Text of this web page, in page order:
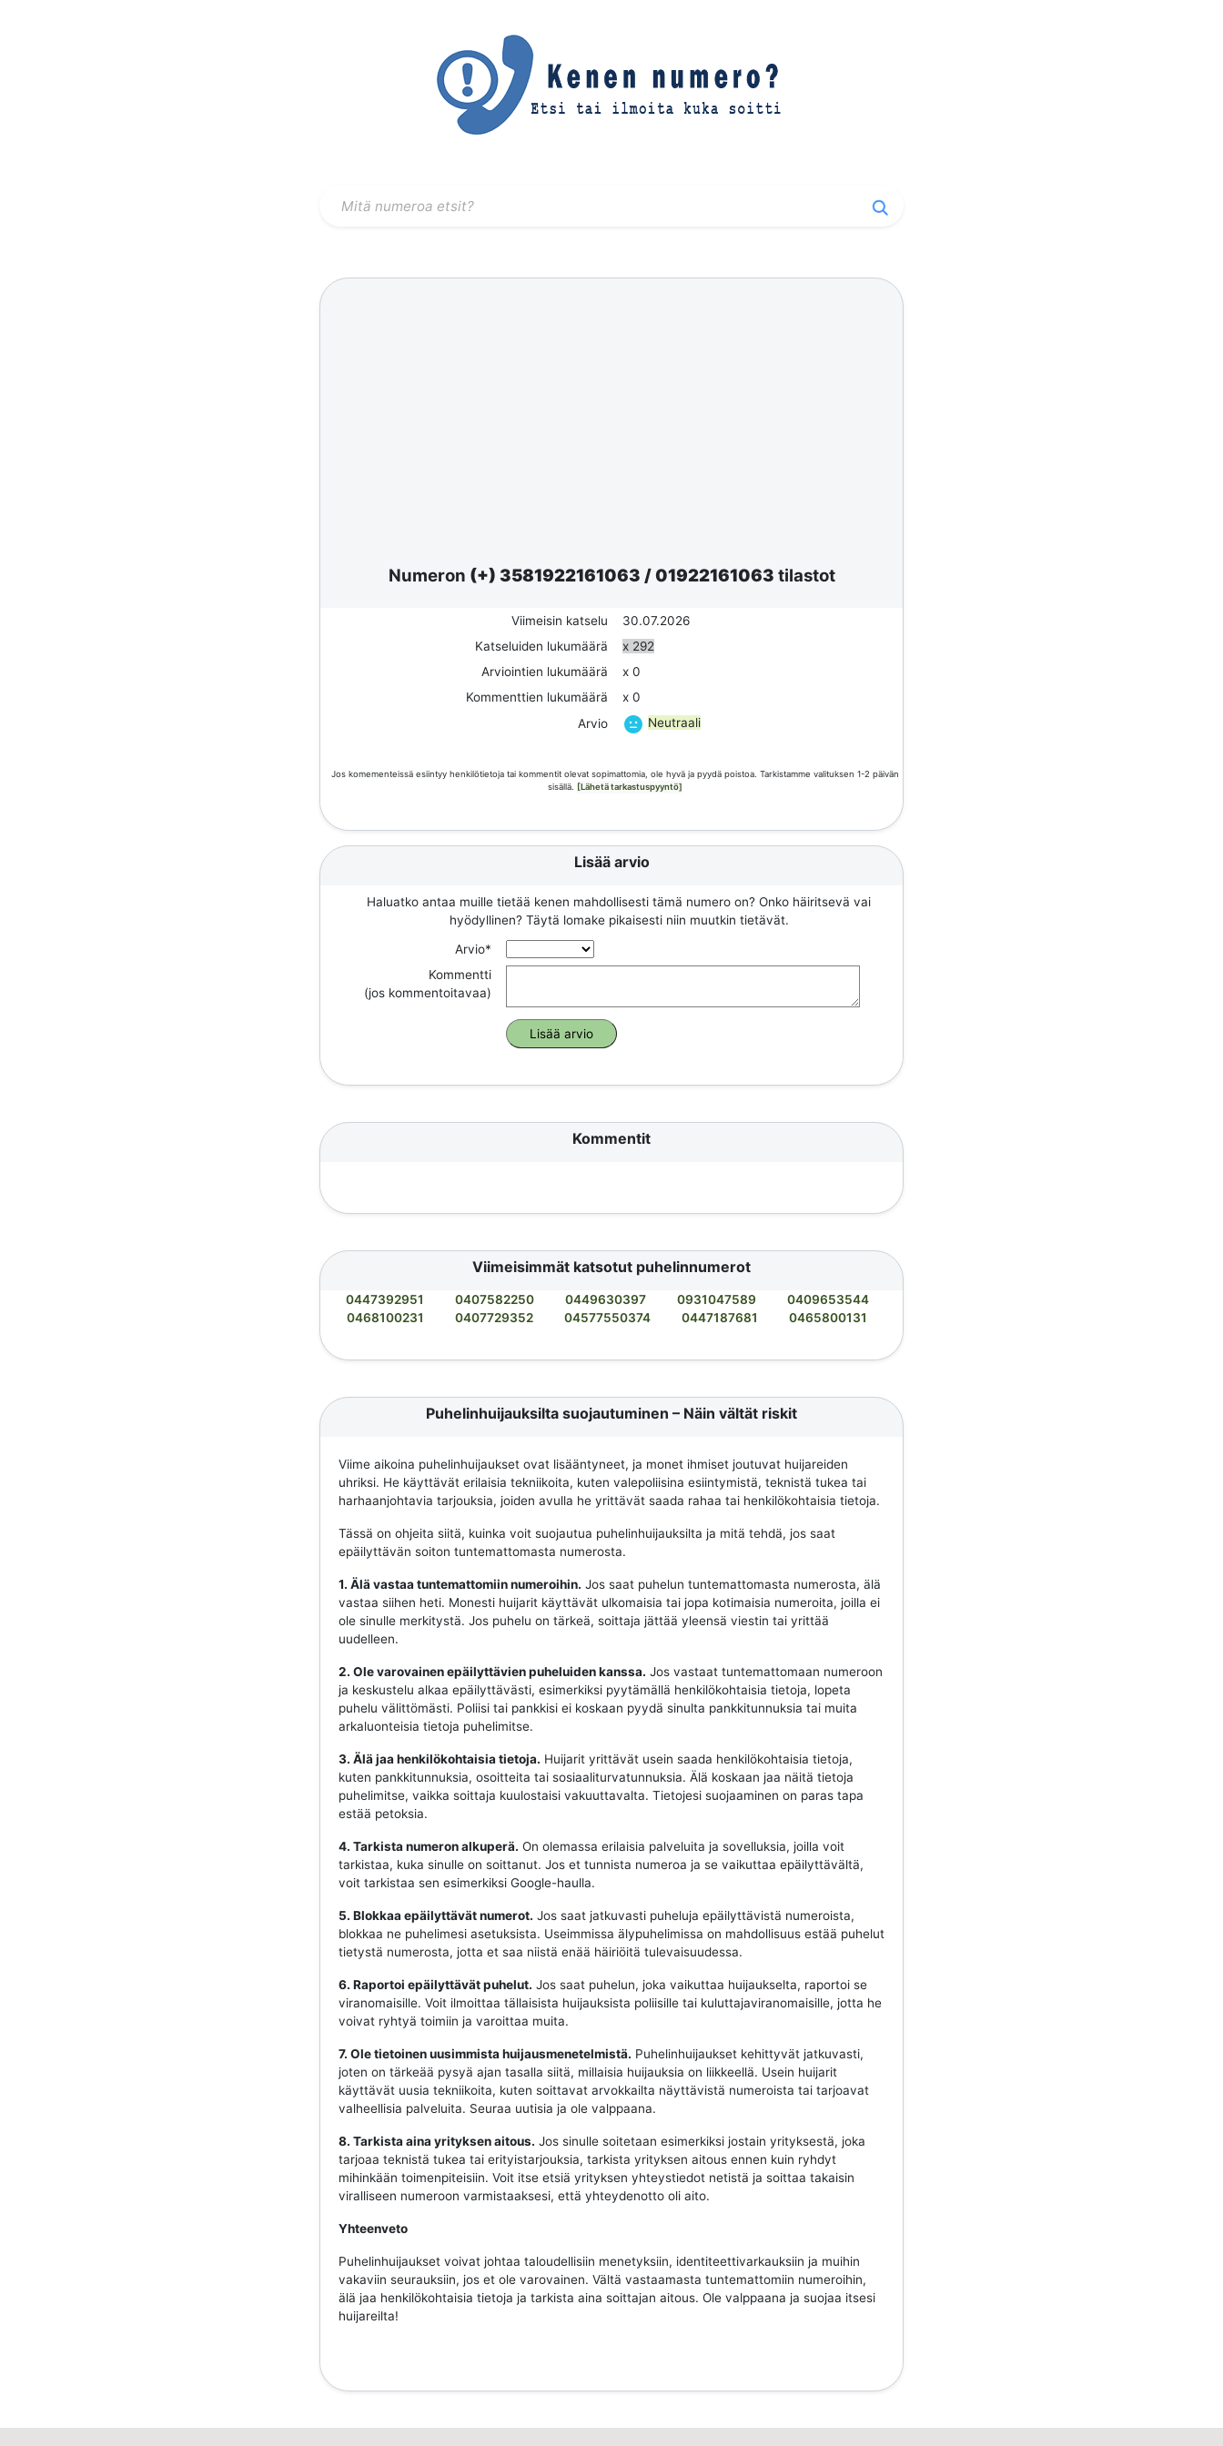
Numeron (+) 3581922161063 /01922161063 tilastot
Viimeisin katselu
30.07.2026
Katseluiden lukumäärä
x 292
Arviointien lukumäärä
x 0
Kommenttien lukumäärä
x 0
Arvio
Neutraali
Jos komementeissä esiintyy henkilötietoja tai kommentit olevat sopimattomia, ole hyvä ja pyydä poistoa. Tarkistamme valituksen 1-2 päivän
sisällä. [Lähetä tarkastuspyyntö]
Lisää arvio
Haluatko antaa muille tietää kenen mahdollisesti tämä numero on? Onko häiritsevä vai
hyödyllinen? Täytä lomake pikaisesti niin muutkin tietävät.
Arvio*
Kommentti
(jos kommentoitavaa)
Kommentit
Viimeisimmät katsotut puhelinnumerot
0447392951 0407582250 0449630397 0931047589
0409653544
0468100231
0407729352 04577550374 0447187681 0465800131
Puhelinhuijauksilta suojautuminen – Näin vältät riskit
Viime aikoina puhelinhuijaukset ovat lisääntyneet, ja monet ihmiset joutuvat huijareiden
uhriksi. He käyttävät erilaisia tekniikoita, kuten valepoliisina esiintymistä, teknistä tukea tai
harhaanjohtavia tarjouksia, joiden avulla he yrittävät saada rahaa tai henkilökohtaisia tietoja.
Tässä on ohjeita siitä, kuinka voit suojautua puhelinhuijauksilta ja mitä tehdä, jos saat
epäilyttävän soiton tuntemattomasta numerosta.
1. Älä vastaa tuntemattomiin numeroihin. Jos saat puhelun tuntemattomasta numerosta, älä
vastaa siihen heti. Monesti huijarit käyttävät ulkomaisia tai jopa kotimaisia numeroita, joilla ei
ole sinulle merkitystä. Jos puhelu on tärkeä, soittaja jättää yleensä viestin tai yrittää
uudelleen.
2. Ole varovainen epäilyttävien puheluiden kanssa. Jos vastaat tuntemattomaan numeroon
ja keskustelu alkaa epäilyttävästi, esimerkiksi pyytämällä henkilökohtaisia tietoja, lopeta
puhelu välittömästi. Poliisi tai pankkisi ei koskaan pyydä sinulta pankkitunnuksia tai muita
arkaluonteisia tietoja puhelimitse.
3. Älä jaa henkilökohtaisia tietoja. Huijarit yrittävät usein saada henkilökohtaisia tietoja,
kuten pankkitunnuksia, osoitteita tai sosiaaliturvatunnuksia. Älä koskaan jaa näitä tietoja
puhelimitse, vaikka soittaja kuulostaisi vakuuttavalta. Tietojesi suojaaminen on paras tapa
estää petoksia.
4. Tarkista numeron alkuperä. On olemassa erilaisia palveluita ja sovelluksia, joilla voit
tarkistaa, kuka sinulle on soittanut. Jos et tunnista numeroa ja se vaikuttaa epäilyttävältä,
voit tarkistaa sen esimerkiksi Google-haulla.
5. Blokkaa epäilyttävät numerot. Jos saat jatkuvasti puheluja epäilyttävistä numeroista,
blokkaa ne puhelimesi asetuksista. Useimmissa älypuhelimissa on mahdollisuus estää puhelut
tietystä numerosta, jotta et saa niistä enää häiriöitä tulevaisuudessa.
6. Raportoi epäilyttävät puhelut. Jos saat puhelun, joka vaikuttaa huijaukselta, raportoi se
viranomaisille. Voit ilmoittaa tällaisista huijauksista poliisille tai kuluttajaviranomaisille, jotta he
voivat ryhtyä toimiin ja varoittaa muita.
7. Ole tietoinen uusimmista huijausmenetelmistä. Puhelinhuijaukset kehittyvät jatkuvasti,
joten on tärkeää pysyä ajan tasalla siitä, millaisia huijauksia on liikkeellä. Usein huijarit
käyttävät uusia tekniikoita, kuten soittavat arvokkailta näyttävistä numeroista tai tarjoavat
valheellisia palveluita. Seuraa uutisia ja ole valppaana.
8. Tarkista aina yrityksen aitous. Jos sinulle soitetaan esimerkiksi jostain yrityksestä, joka
tarjoaa teknistä tukea tai erityistarjouksia, tarkista yrityksen aitous ennen kuin ryhdyt
mihinkään toimenpiteisiin. Voit itse etsiä yrityksen yhteystiedot netistä ja soittaa takaisin
viralliseen numeroon varmistaaksesi, että yhteydenotto oli aito.
Yhteenveto
Puhelinhuijaukset voivat johtaa taloudellisiin menetyksiin, identiteettivarkauksiin ja muihin
vakaviin seurauksiin, jos et ole varovainen. Vältä vastaamasta tuntemattomiin numeroihin,
älä jaa henkilökohtaisia tietoja ja tarkista aina soittajan aitous. Ole valppaana ja suojaa itsesi
huijareilta!